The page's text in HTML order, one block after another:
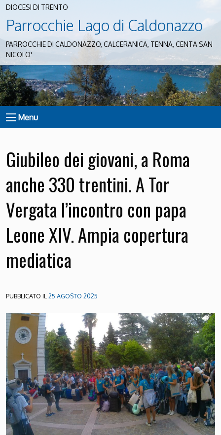
DIOCESI DI TRENTO
Parrocchie Lago di Caldonazzo
PARROCCHIE DI CALDONAZZO, CALCERANICA, TENNA, CENTA SAN
NICOLO'
Menu
Giubileo dei giovani, a Roma
anche 330 trentini. A Tor
Vergata l’incontro con papa
Leone XIV. Ampia copertura
mediatica
PUBBLICATO IL25 AGOSTO 2025